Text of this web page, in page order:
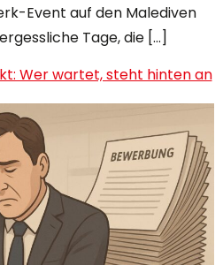
Event auf den Malediven
Tage, die […]
Wer wartet, steht hinten an